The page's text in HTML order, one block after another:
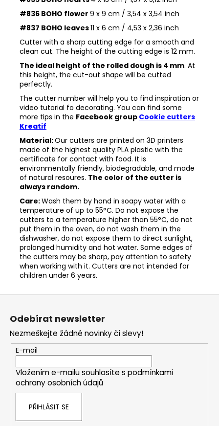
#836 BOHO flower 9 x 9 cm / 3,54 x 3,54 inch
#837 BOHO leaves11 x 6 cm / 4,53 x 2,36 inch
Cutter with a sharp cutting edge for a smooth and
clean cut. The height of the cutting edge is 12 mm.
The ideal height of the rolled dough is 4 mm. At
this height, the cut-out shape will be cutted
perfectly.
The cutter number will help you to find inspiration or
video tutorial fo decorating. You can find some
more tips in the Facebook group Cookie cutters
Kreatif
Material:Our cutters are printed on 3D printers
made of the highest quality PLA plastic with the
certificate for contact with food. It is
environmentally friendly, biodegradable, and made
of natural resoures. The color of the cutter is
always random.
Care:Wash them by hand in soapy water with a
temperature of up to 55°C. Do not expose the
cutters to a temperature higher than 55°C, do not
put them in the oven, do not wash them in the
dishwasher, do not expose them to direct sunlight,
prolonged humidity and hot water. Some edges of
the cutters may be sharp, pay attention to safety
when working with it. Cutters are not intended for
children under 6 years.
Z
Odebírat newsletter
Nezmeškejte žádné novinky či slevy!
E-mail
Vložením e-mailu souhlasíte s podmínkami
ochrany osobních údajů
PŘIHLÁSIT SE